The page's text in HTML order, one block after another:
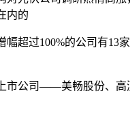
内的
过100%的公司有13
公司——美畅股份、高测